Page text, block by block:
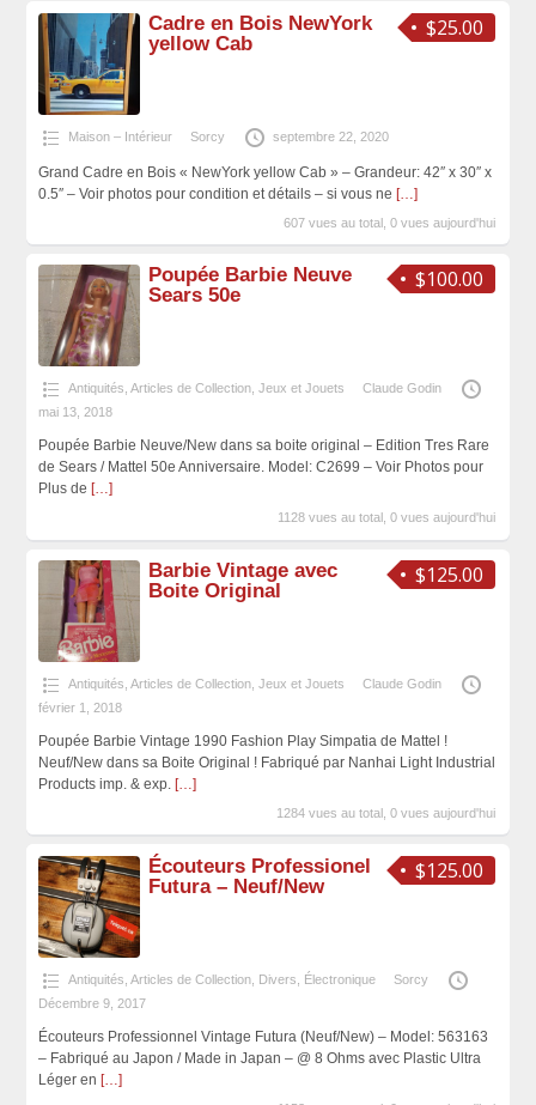
$25.00
Cadre en Bois NewYork
yellow Cab
Maison – Intérieur Sorcy septembre 22, 2020
Grand Cadre en Bois « NewYork yellow Cab » – Grandeur: 42″ x 30″ x
0.5″ – Voir photos pour condition et détails – si vous ne […]
607 vues au total, 0 vues aujourd'hui
$100.00
Poupée Barbie Neuve
Sears 50e
Antiquités, Articles de Collection, Jeux et Jouets
Claude Godin
mai 13, 2018
Poupée Barbie Neuve/New dans sa boite original – Edition Tres Rare
de Sears / Mattel 50e Anniversaire. Model: C2699 – Voir Photos pour
Plus de […]
1128 vues au total, 0 vues aujourd'hui
$125.00
Barbie Vintage avec
Boite Original
Antiquités, Articles de Collection, Jeux et Jouets
Claude Godin
février 1, 2018
Poupée Barbie Vintage 1990 Fashion Play Simpatia de Mattel !
Neuf/New dans sa Boite Original ! Fabriqué par Nanhai Light Industrial
Products imp. & exp. […]
1284 vues au total, 0 vues aujourd'hui
$125.00
Écouteurs Professionel
Futura – Neuf/New
Antiquités, Articles de Collection, Divers Électronique
Sorcy
Décembre 9, 2017
Écouteurs Professionnel Vintage Futura (Neuf/New) – Model: 563163
– Fabriqué au Japon / Made in Japan – @ 8 Ohms avec Plastic Ultra
Léger en […]